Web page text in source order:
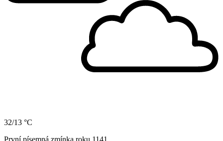
32/13 °C
První písemná zmínka roku 1141